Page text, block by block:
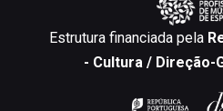
Estrutura financiada pela
- Cultura / Direção-